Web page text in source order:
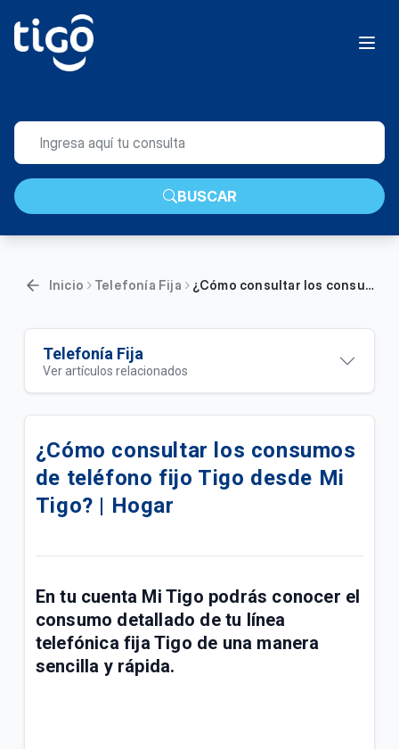
BUSCAR
Inicio Telefonía Fija ¿Cómo consultar los consumos de teléfono fijo Tigo desde Mi Tigo? | Hogar
Telefonía Fija
Ver artículos relacionados
¿Qué hacer si mi línea fija Tigo no tiene tono? |
Actualiza los teléfonos fijos de tu celular con la
nueva forma de marcar | Hogar
números fijos con el 60 | Hogar
Servicios especiales y suplementarios para líneas
telefónicas Tigo | Hogar
¿Cómo consultar los consumos
de teléfono fijo Tigo desde Mi
Tigo? | Hogar
En tu cuenta Mi Tigo podrás conocer el
consumo detallado de tu línea
telefónica fija Tigo de una manera
sencilla y rápida.